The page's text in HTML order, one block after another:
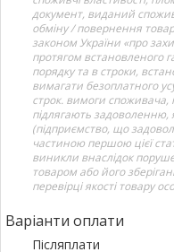
документ, виданий
обміну / повернення
законом України «про
протягом встановленого
порядку та в строки,
вимагати безоплатного
строк. вимоги
підлягають
(підприємство, що
частиною першою цієї
виникли внаслідок
товаром або його
перевірці якості товару
Варіанти оплати
Післяплати